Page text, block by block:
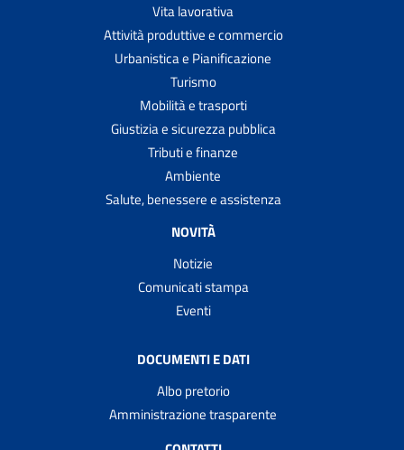
Vita lavorativa
Attività produttive e commercio
Urbanistica e Pianificazione
Turismo
Mobilità e trasporti
Giustizia e sicurezza pubblica
Tributi e finanze
Ambiente
Salute, benessere e assistenza
NOVITÀ
Notizie
Comunicati stampa
Eventi
DOCUMENTI E DATI
Albo pretorio
Amministrazione trasparente